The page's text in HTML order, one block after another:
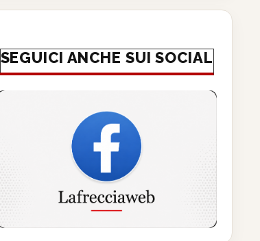
SEGUICI ANCHE SUI SOCIAL